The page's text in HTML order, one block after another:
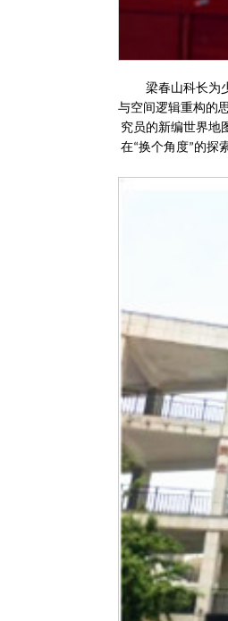
梁春山科长为
与空间逻辑重构的
究员的新编世界地
在“换个角度”的探